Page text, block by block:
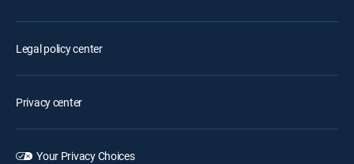
Legal policy center
Privacy center
Your Privacy Choices